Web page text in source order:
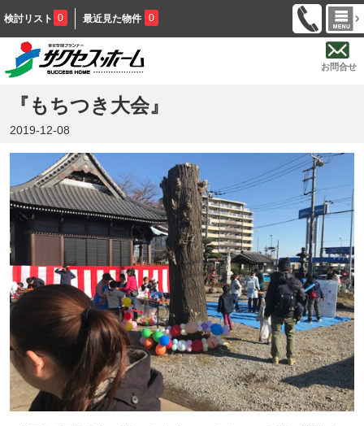
検討リスト 0 最近見た物件 0
お問合せ
『もちつき大会』
2019-12-08